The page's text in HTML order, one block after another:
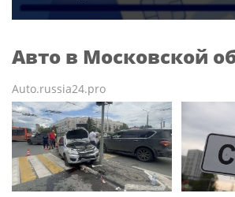
Авто в Московской
Auto.russia24.pro